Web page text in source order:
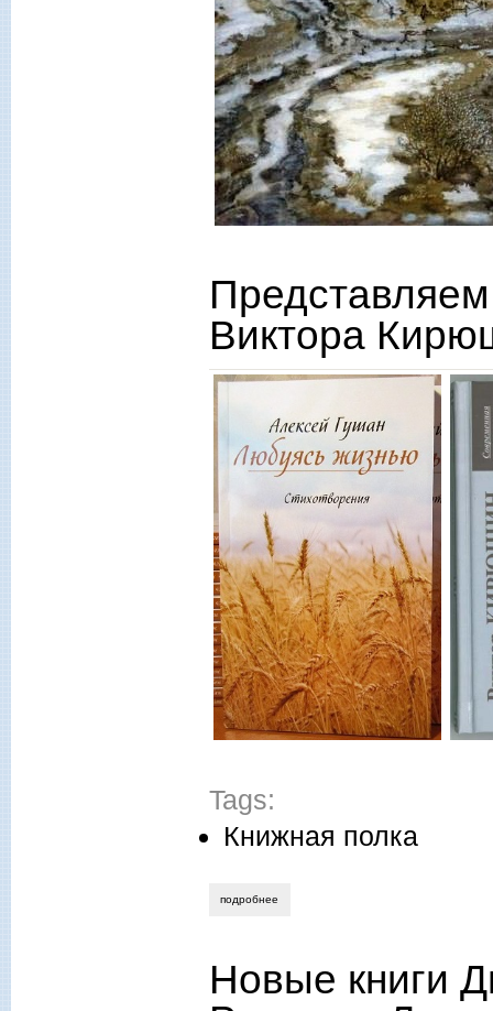
Виктора
Tags:
Книжная полка
подробнее
Новые книги